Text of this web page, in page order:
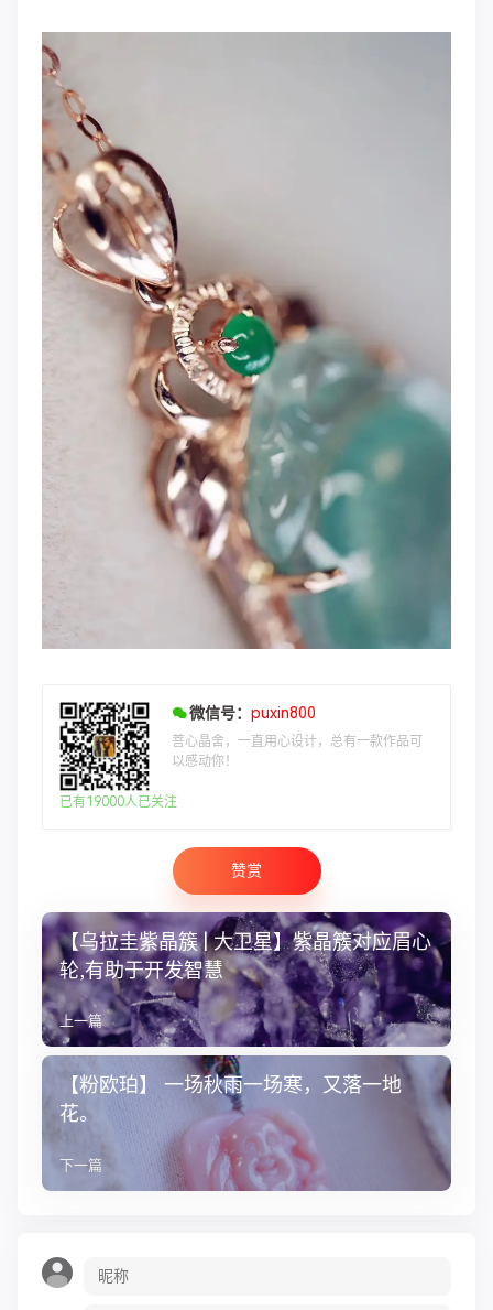
微信号： puxin800
菩心晶舍，一直用心设计，总有一款作品可
以感动你！
已有19000人已关注
赞赏
【乌拉圭紫晶簇 | 大卫星】紫晶簇对应眉心
轮,有助于开发智慧
上一篇
【粉欧珀】 ​​​​一场秋雨一场寒，又落一地
花。
下一篇